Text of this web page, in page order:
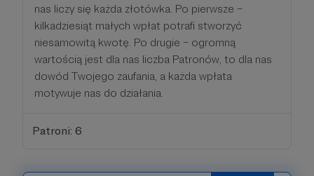
nas liczy się każda złotówka. Po pierwsze –
kilkadziesiąt małych wpłat potrafi stworzyć
niesamowitą kwotę. Po drugie – ogromną
wartością jest dla nas liczba Patronów, to dla nas
dowód Twojego zaufania, a każda wpłata
motywuje nas do działania.
Patroni: 6